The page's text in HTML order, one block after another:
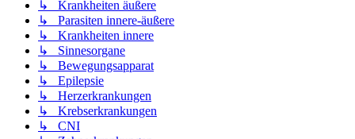
↳ Krankheiten äußere
↳ Parasiten innere-äußere
↳ Krankheiten innere
↳ Sinnesorgane
↳ Bewegungsapparat
↳ Epilepsie
↳ Herzerkrankungen
↳ Krebserkrankungen
↳ CNI